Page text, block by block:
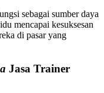
sebagai sumber daya
mencapai kesuksesan
di pasar yang
Jasa Trainer